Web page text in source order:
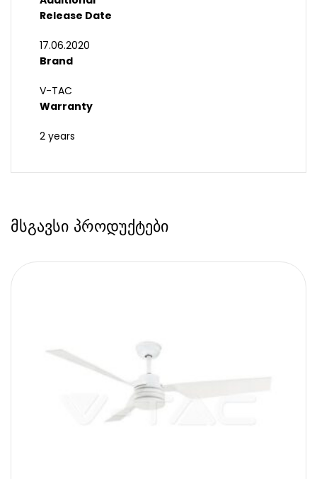
Release Date
17.06.2020
Brand
V-TAC
Warranty
2 years
მსგავსი პროდუქტები